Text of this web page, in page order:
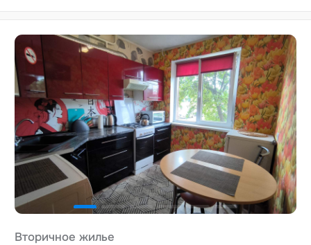
Вторичное жилье